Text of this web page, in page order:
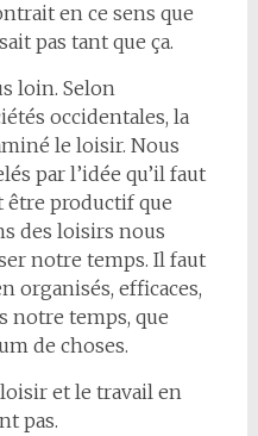
en ce sens que
pas tant que ça.
loin. Selon
occidentales, la
le loisir. Nous
par l’idée qu’il faut
productif que
des loisirs nous
notre temps. Il faut
organisés, efficaces,
notre temps, que
de choses.
loisir et le travail en
pas.